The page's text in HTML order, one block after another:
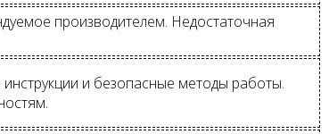
производителем. Недостаточная
и безопасные методы работы.